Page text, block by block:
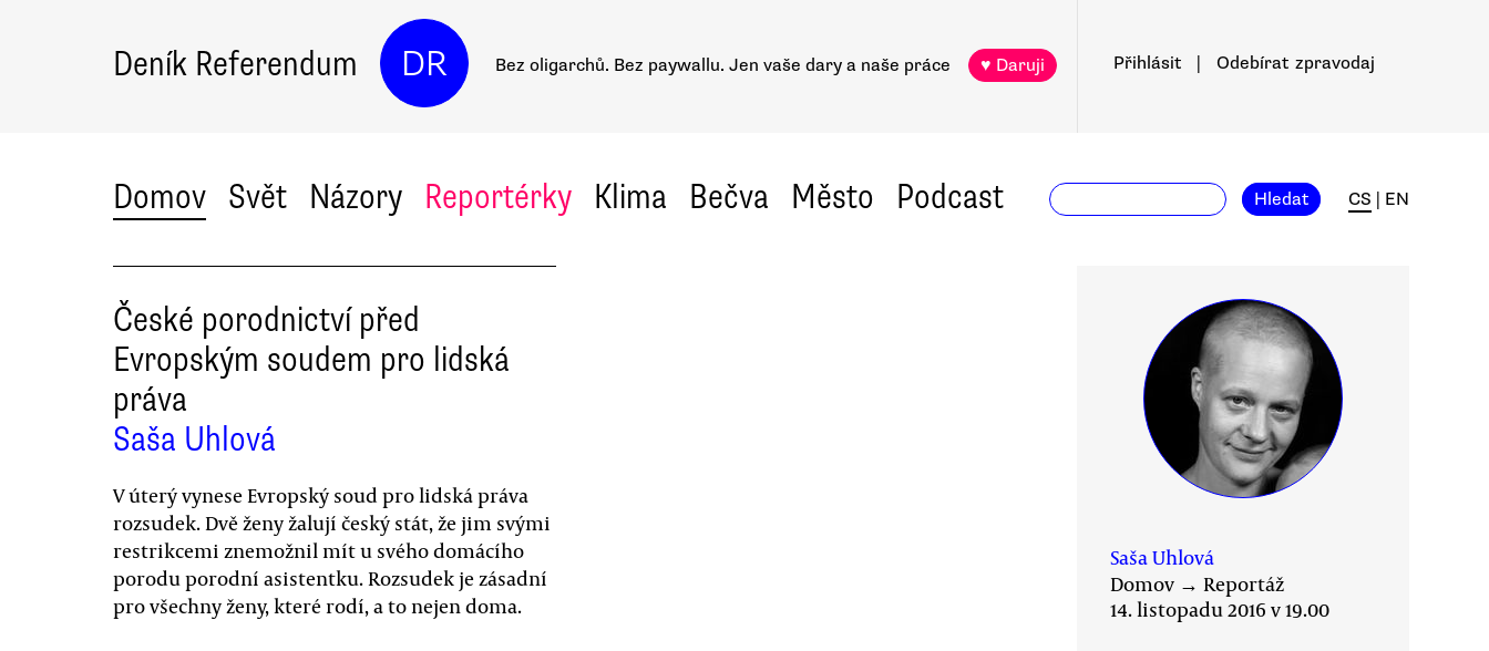
Deník Referendum DR Bez oligarchů. Bez paywallu. Jen vaše dary a naše práce ♥ Daruji Přihlásit Odebírat zpravodaj
Domov Svět Názory Reportérky Klima Bečva Město Podcast Hledat CS EN
České porodnictví před
Evropským soudem pro lidská
práva
Saša Uhlová
V úterý vynese Evropský soud pro lidská práva
rozsudek. Dvě ženy žalují český stát, že jim svými
restrikcemi znemožnil mít u svého domácího
porodu porodní asistentku. Rozsudek je zásadní
pro všechny ženy, které rodí, a to nejen doma.
Saša Uhlová
Domov → Reportáž
14. listopadu 2016 v 19.00